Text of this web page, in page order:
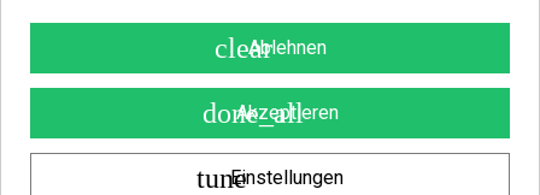
PVA Tape
mit 20m Länge
PVA Tape eignet sich bestens für lange Ketten aus Boilies, Pellets oder auch
clearAblehnen
done_all
Akzeptieren
tuneEinstellungen